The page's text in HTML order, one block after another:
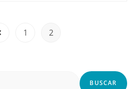
1 2
BUSCAR